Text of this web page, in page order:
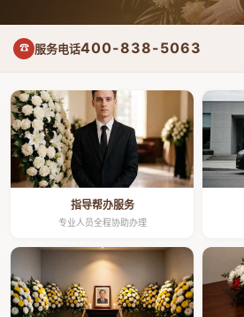
☎ 服务电话400-838-5063
指导帮办服务
专业人员全程协助办理